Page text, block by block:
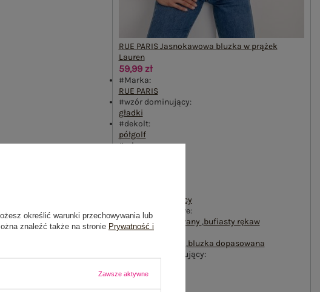
RUE PARIS Jasnokawowa bluzka w prążek
Lauren
59,99 zł
#Marka:
RUE PARIS
#wzór dominujący:
gładki
#dekolt:
półgolf
#rękaw:
do pracy
#cechy dodatkowe:
materiał prążkowany ,bufiasty rękaw
#typ produktu:
,bluzka dopasowana
#materiał dominujący:
#długość:
określić warunki przechowywania lub
znaleźć także na stronie Prywatność i
Zawsze aktywne